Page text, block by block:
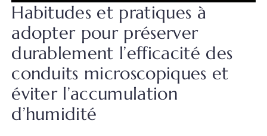
Habitudes et pratiques à
adopter pour préserver
durablement l’efficacité des
conduits microscopiques et
éviter l’accumulation
d’humidité